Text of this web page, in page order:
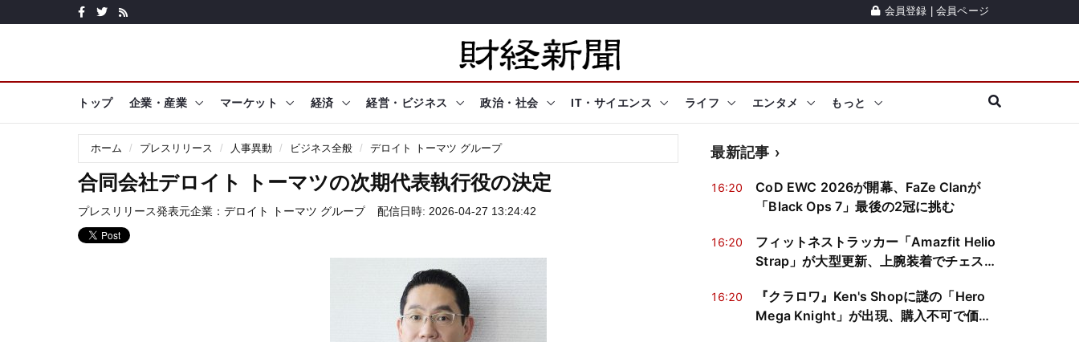
会員登録 会員ページ
トップ 企業・産業 マーケット 経済 経営・ビジネス 政治・社会 IT・サイエンス ライフ エンタメ もっと
ホーム プレスリリース 人事異動 ビジネス全般 デロイト トーマツ グループ
合同会社デロイト トーマツの次期代表執行役の決定
プレスリリース発表元企業： デロイト トーマツ グループ 配信日時: 2026-04-27 13:24:42
最新記事
16:20
CoD EWC 2026が開幕、FaZe Clanが
「Black Ops 7」最後の2冠に挑む
16:20
フィットネストラッカー「Amazfit Helio
Strap」が大型更新、上腕装着でチェスト
16:20
『クラロワ』Ken's Shopに謎の「Hero
Mega Knight」が出現、購入不可で価格